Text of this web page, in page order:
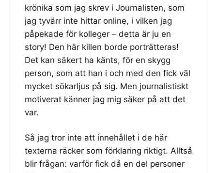
krönika som jag skrev i Journalisten, som
jag tyvärr inte hittar online, i vilken jag
påpekade för kolleger – detta är ju en
story! Den här killen borde porträtteras!
Det kan säkert ha känts, för en skygg
person, som att han i och med den fick väl
mycket sökarljus på sig. Men journalistiskt
motiverat känner jag mig säker på att det
var.
Så jag tror inte att innehållet i de här
texterna räcker som förklaring riktigt. Alltså
blir frågan: varför fick då en del personer